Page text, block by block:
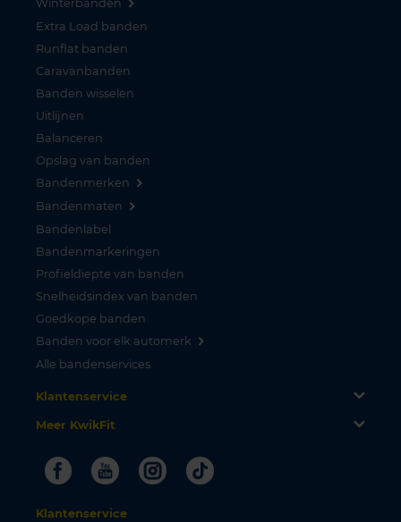
Winterbanden
Extra Load banden
Runflat banden
Caravanbanden
Banden wisselen
Uitlijnen
Balanceren
Opslag van banden
Bandenmerken
Bandenmaten
Bandenlabel
Bandenmarkeringen
Profieldiepte van banden
Snelheidsindex van banden
Goedkope banden
Banden voor elk automerk
Alle bandenservices
Klantenservice
Meer KwikFit
FacebookYoutubeInstagram
Tiktok
Klantenservice